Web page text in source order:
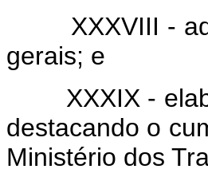
XXXVIII -
gerais; e
XXXIX -
destacando o
Ministério dos